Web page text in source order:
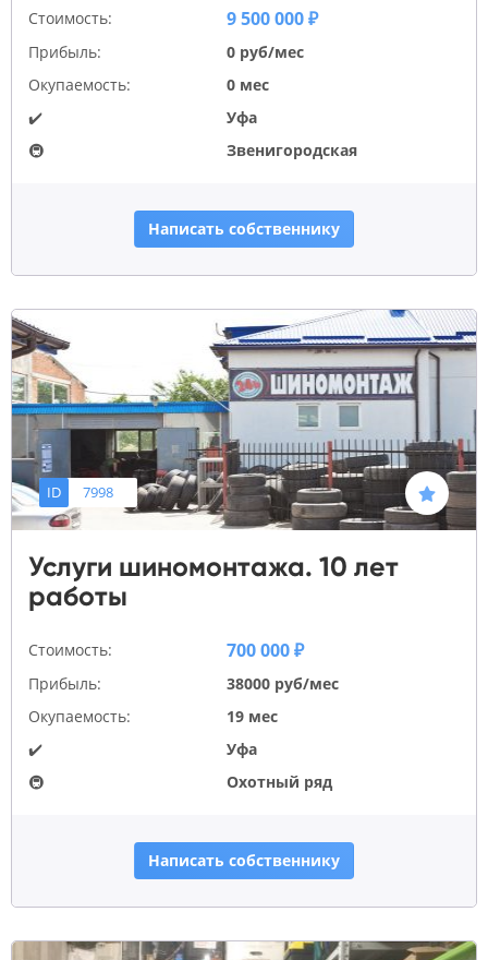
Стоимость: 9 500 000 ₽
Прибыль:
0 руб/мес
Окупаемость:
0 мес
✔️
Уфа
🚇
Звенигородская
Написать собственнику
ID 7998
Услуги шиномонтажа. 10 лет
работы
Стоимость: 700 000 ₽
Прибыль:
38000 руб/мес
Окупаемость:
19 мес
✔️
Уфа
🚇
Охотный ряд
Написать собственнику